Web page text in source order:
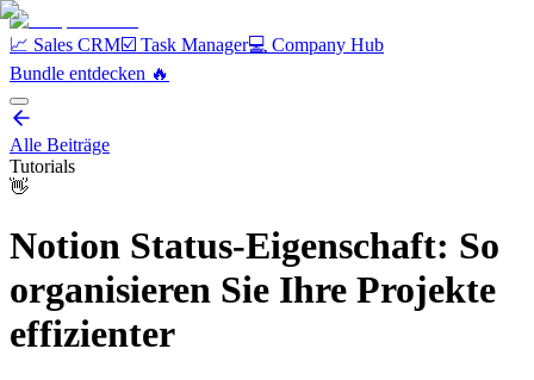
📈 Sales CRM☑️ Task Manager💻 Company Hub
Bundle entdecken️ 🔥
Alle Beiträge
Tutorials
👋
Notion Status-Eigenschaft: So
organisieren Sie Ihre Projekte
effizienter